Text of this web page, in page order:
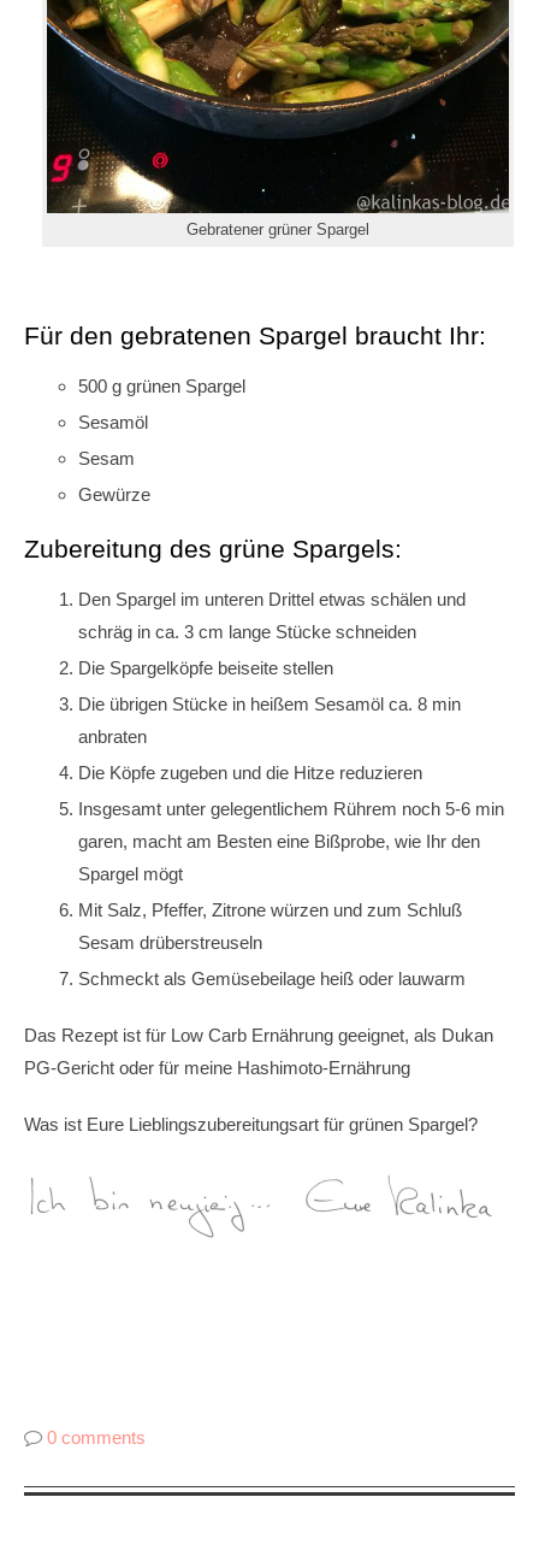
Gebratener grüner Spargel
Für den gebratenen Spargel braucht Ihr:
500 g grünen Spargel
Sesamöl
Sesam
Gewürze
Zubereitung des grüne Spargels:
Den Spargel im unteren Drittel etwas schälen und
schräg in ca. 3 cm lange Stücke schneiden
Die Spargelköpfe beiseite stellen
Die übrigen Stücke in heißem Sesamöl ca. 8 min
anbraten
Die Köpfe zugeben und die Hitze reduzieren
Insgesamt unter gelegentlichem Rührem noch 5-6 min
garen, macht am Besten eine Bißprobe, wie Ihr den
Spargel mögt
Mit Salz, Pfeffer, Zitrone würzen und zum Schluß
Sesam drüberstreuseln
Schmeckt als Gemüsebeilage heiß oder lauwarm
Das Rezept ist für Low Carb Ernährung geeignet, als Dukan
PG-Gericht oder für meine Hashimoto-Ernährung
Was ist Eure Lieblingszubereitungsart für grünen Spargel?
0 comments